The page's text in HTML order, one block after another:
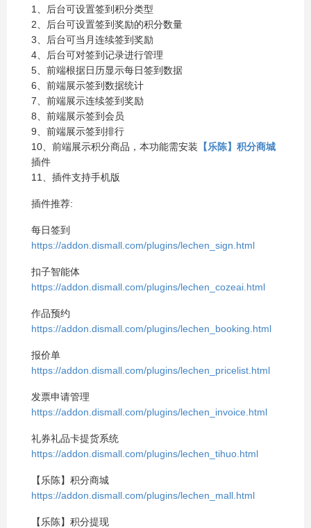
1、后台可设置签到积分类型
2、后台可设置签到奖励的积分数量
3、后台可当月连续签到奖励
4、后台可对签到记录进行管理
5、前端根据日历显示每日签到数据
6、前端展示签到数据统计
7、前端展示连续签到奖励
8、前端展示签到会员
9、前端展示签到排行
10、前端展示积分商品，本功能需安装 【乐陈】积分商城
插件
11、插件支持手机版
插件推荐:
每日签到
https://addon.dismall.com/plugins/lechen_sign.html
扣子智能体
https://addon.dismall.com/plugins/lechen_cozeai.html
作品预约
https://addon.dismall.com/plugins/lechen_booking.html
报价单
https://addon.dismall.com/plugins/lechen_pricelist.html
发票申请管理
https://addon.dismall.com/plugins/lechen_invoice.html
礼券礼品卡提货系统
https://addon.dismall.com/plugins/lechen_tihuo.html
【乐陈】积分商城
https://addon.dismall.com/plugins/lechen_mall.html
【乐陈】积分提现